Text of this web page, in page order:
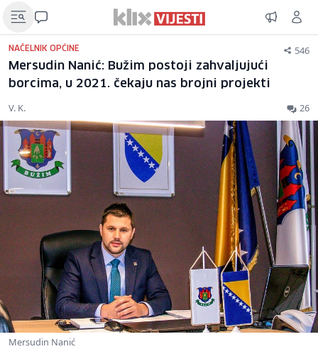
NAČELNIK OPĆINE 546
Mersudin Nanić: Bužim postoji zahvaljujući
borcima, u 2021. čekaju nas brojni projekti
V. K. 26
Mersudin Nanić